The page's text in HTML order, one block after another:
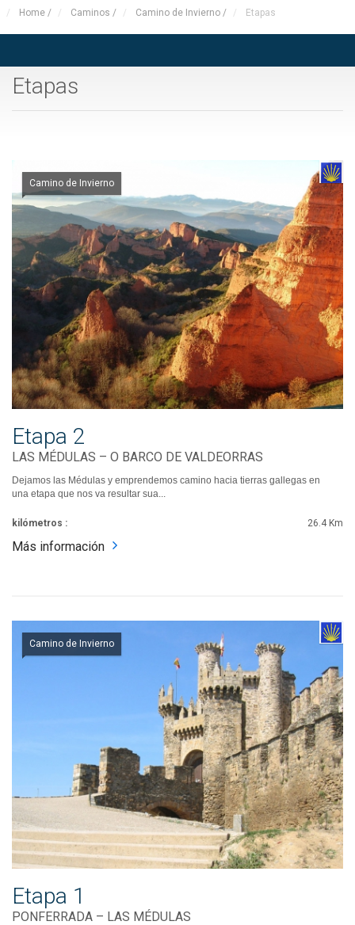
Home / Caminos / Camino de Invierno / Etapas
Etapas
Camino de Invierno
Etapa 2
LAS MÉDULAS – O BARCO DE VALDEORRAS
Dejamos las Médulas y emprendemos camino hacia tierras gallegas en
una etapa que nos va resultar sua...
kilómetros : 26.4 Km
Más información
Camino de Invierno
Etapa 1
PONFERRADA – LAS MÉDULAS